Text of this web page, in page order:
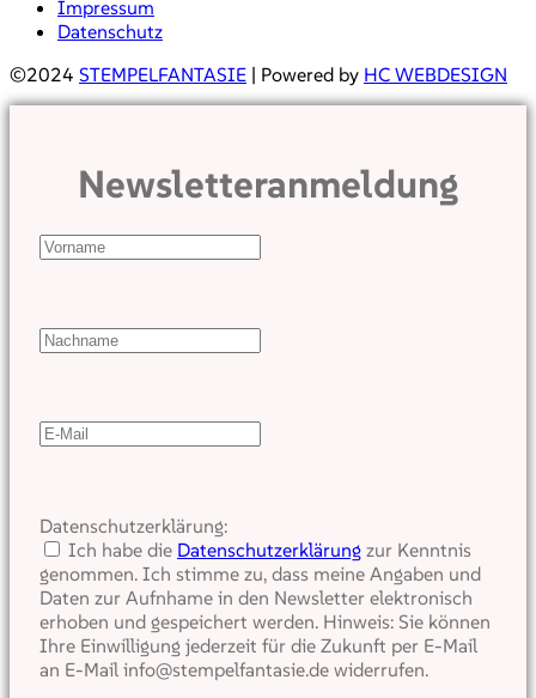
Impressum
Datenschutz
©2024 STEMPELFANTASIE | Powered by HC WEBDESIGN
Newsletteranmeldung
Datenschutzerklärung:
Ich habe die Datenschutzerklärung zur Kenntnis
genommen. Ich stimme zu, dass meine Angaben und
Daten zur Aufnhame in den Newsletter elektronisch
erhoben und gespeichert werden. Hinweis: Sie können
Ihre Einwilligung jederzeit für die Zukunft per E-Mail
an E-Mail info@stempelfantasie.de widerrufen.